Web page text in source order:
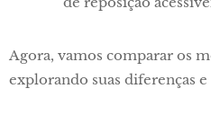
Agora, vamos comparar os
explorando suas diferenças e